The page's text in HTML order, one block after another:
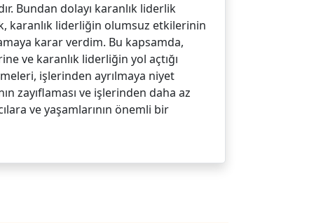
Bundan dolayı karanlık liderlik
karanlık liderliğin olumsuz etkilerinin
karar verdim. Bu kapsamda,
ve karanlık liderliğin yol açtığı
işlerinden ayrılmaya niyet
zayıflaması ve işlerinden daha az
ve yaşamlarının önemli bir